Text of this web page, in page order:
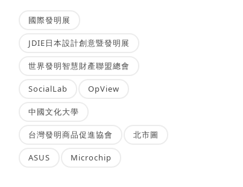
國際發明展
JDIE日本設計創意暨發明展
世界發明智慧財產聯盟總會
SocialLab OpView
中國文化大學
台灣發明商品促進協會 北市圖
ASUS Microchip